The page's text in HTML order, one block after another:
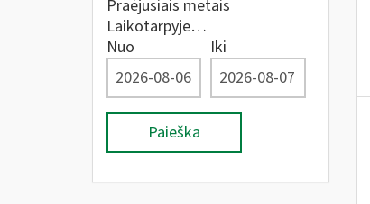
Praėjusiais metais
Laikotarpyje…
Nuo
Iki
Paieška